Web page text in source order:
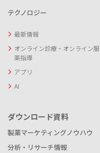
テクノロジー
最新情報
オンライン診療・オンライン服
薬指導
アプリ
AI
ダウンロード資料
製薬マーケティングノウハウ
分析・リサーチ情報